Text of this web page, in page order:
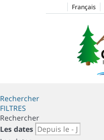
Français
Rechercher
FILTRES
Rechercher
Les dates